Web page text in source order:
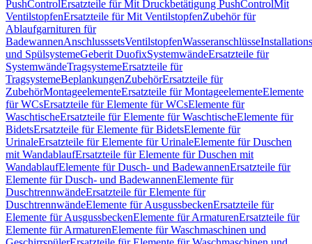
PushControlErsatzteile für Mit Druckbetätigung PushControlMit
VentilstopfenErsatzteile für Mit VentilstopfenZubehör für
Ablaufgarnituren für
BadewannenAnschlusssetsVentilstopfenWasseranschlüsse
und SpülsystemeGeberit DuofixSystemwändeErsatzteile für
SystemwändeTragsystemeErsatzteile für
TragsystemeBeplankungenZubehörErsatzteile für
ZubehörMontageelementeErsatzteile für MontageelementeElemente
für WCsErsatzteile für Elemente für WCsElemente für
WaschtischeErsatzteile für Elemente für WaschtischeElemente für
BidetsErsatzteile für Elemente für BidetsElemente für
UrinaleErsatzteile für Elemente für UrinaleElemente für Duschen
mit WandablaufErsatzteile für Elemente für Duschen mit
WandablaufElemente für Dusch- und BadewannenErsatzteile für
Elemente für Dusch- und BadewannenElemente für
DuschtrennwändeErsatzteile für Elemente für
DuschtrennwändeElemente für AusgussbeckenErsatzteile für
Elemente für AusgussbeckenElemente für ArmaturenErsatzteile für
Elemente für ArmaturenElemente für Waschmaschinen und